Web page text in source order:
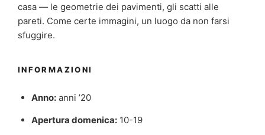
casa — le geometrie dei pavimenti, gli scatti alle
pareti. Come certe immagini, un luogo da non farsi
sfuggire.
INFORMAZIONI
Anno:anni ’20
Apertura domenica:10-19